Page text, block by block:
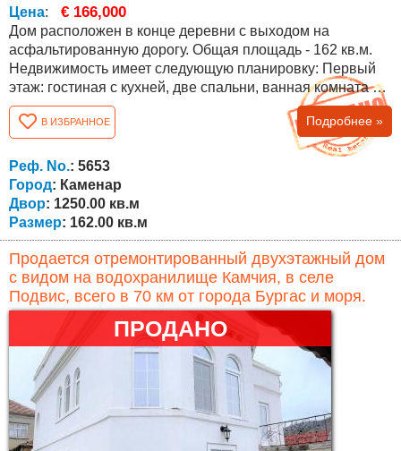
Цена: € 166,000
Дом расположен в конце деревни с выходом на
асфальтированную дорогу. Общая площадь - 162 кв.м.
Недвижимость имеет следующую планировку: Первый
этаж: гостиная с кухней, две спальни, ванная комната с
туалетом, коридор, веранда с барбекю и лестница на
второй этаж. Второй этаж (мансардный): три спальни,
коридор, две террасы и ванная комната с туалетом. Дом
отремонтирован, с новым стеклопакетом и новой
отремонтированной крышей....
В ИЗБРАННОЕ Подробнее »
Реф. No.: 5653
Город: Каменар
Двор: 1250.00 кв.м
Размер: 162.00 кв.м
Продается отремонтированный двухэтажный дом
с видом на водохранилище Камчия, в селе
Подвис, всего в 70 км от города Бургас и моря.
ПРОДАНО